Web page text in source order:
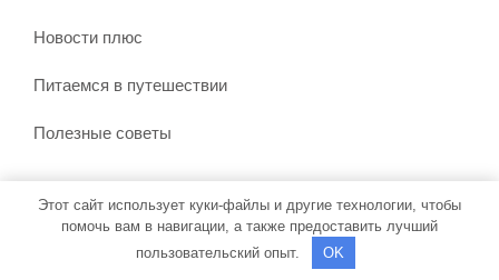
Новости плюс
Питаемся в путешествии
Полезные советы
Тема WordPress Бронирование путешествийот Misbah
| На платформе WordPress
Этот сайт использует куки-файлы и другие технологии, чтобы
помочь вам в навигации, а также предоставить лучший
пользовательский опыт.
OK